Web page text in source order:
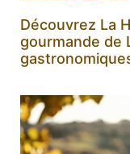
Découvrez La
gourmande de